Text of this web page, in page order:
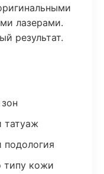
лазерами.
результат.
татуаж
типу кожи